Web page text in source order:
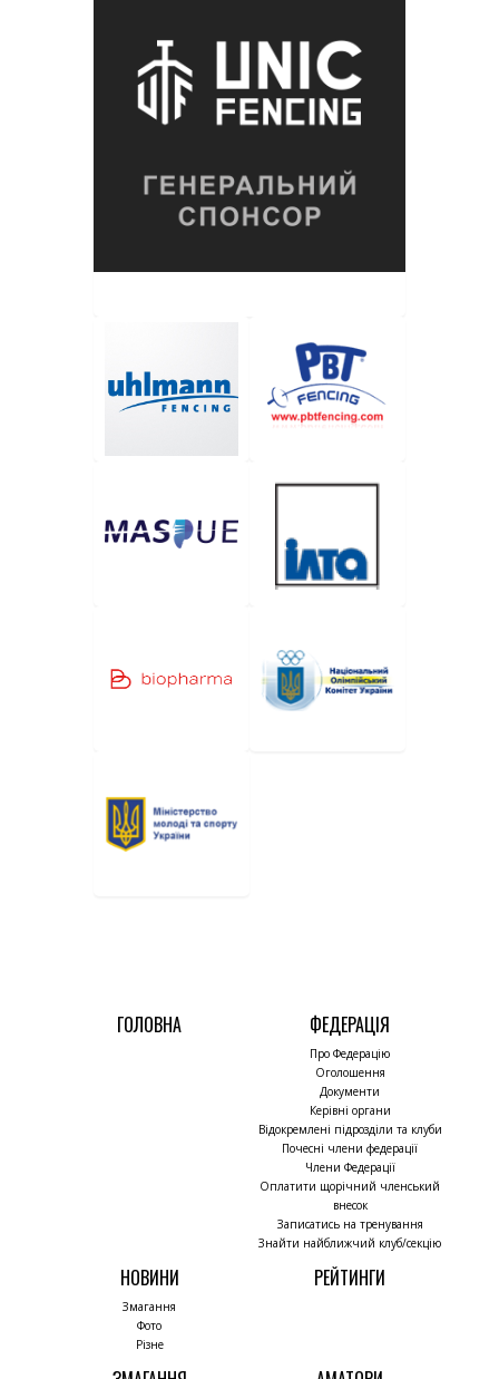
ГОЛОВНА ФЕДЕРАЦІЯ
Про Федерацію
Оголошення
Документи
Керівні органи
Відокремлені підрозділи та клуби
Почесні члени федерації
Члени Федерації
Оплатити щорічний членський
внесок
Записатись на тренування
Знайти найближчий клуб/секцію
НОВИНИ
Змагання
Фото
Різне
РЕЙТИНГИ